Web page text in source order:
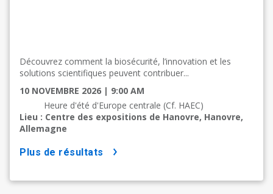
Découvrez comment la biosécurité, l’innovation et les
solutions scientifiques peuvent contribuer...
10 NOVEMBRE 2026 | 9:00 AM
Heure d'été d'Europe centrale (Cf. HAEC)
Lieu : Centre des expositions de Hanovre, Hanovre,
Allemagne
plus de résultats